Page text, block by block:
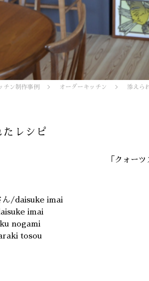
チン制作事例 オーダーキッチン 添えら
たレシピ
「クォー
ん/daisuke imai
imai
nogami
tosou